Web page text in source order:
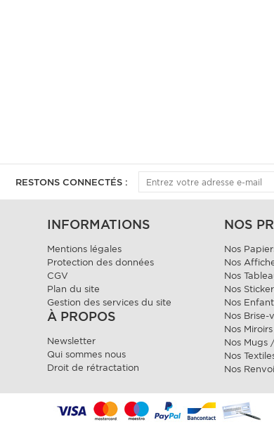
RESTONS CONNECTÉS :
INFORMATIONS
Mentions légales
Protection des données
CGV
Plan du site
Gestion des services du site
À PROPOS
Newsletter
Qui sommes nous
Droit de rétractation
NOS
Nos
Nos
Nos
Nos
Nos
Nos Brise-
Nos Miroirs
Nos Mugs
Nos
Nos